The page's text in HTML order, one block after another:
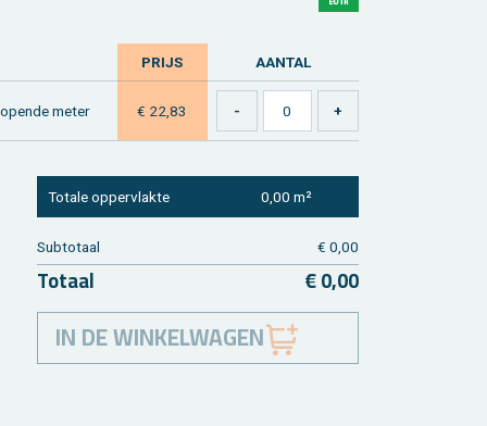
PRIJS AAN­TAL
meter € 22,83
To­ta­le op­per­vlak­te 0,00 m²
Sub­to­taal € 0,00
To­taal € 0,00
IN DE WINKELWAGEN